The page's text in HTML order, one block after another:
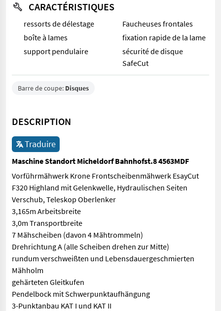
CARACTÉRISTIQUES
ressorts de délestage
Faucheuses frontales
boîte à lames
fixation rapide de la lame
support pendulaire
sécurité de disque
SafeCut
Barre de coupe: Disques
DESCRIPTION
Traduire
Maschine Standort Micheldorf Bahnhofst.8 4563MDF
Vorführmähwerk Krone Frontscheibenmähwerk EsayCut
F320 Highland mit Gelenkwelle, Hydraulischen Seiten
Verschub, Teleskop Oberlenker
3,165m Arbeitsbreite
3,0m Transportbreite
7 Mähscheiben (davon 4 Mähtrommeln)
Drehrichtung A (alle Scheiben drehen zur Mitte)
rundum verschweißten und Lebensdauergeschmierten
Mähholm
gehärteten Gleitkufen
Pendelbock mit Schwerpunktaufhängung
3-Punktanbau KAT I und KAT II